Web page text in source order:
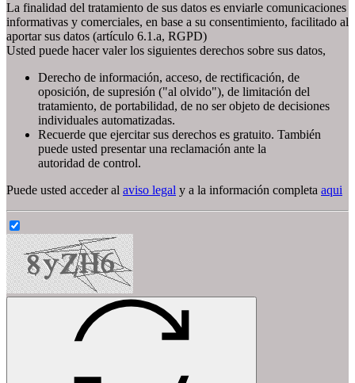
La finalidad del tratamiento de sus datos es enviarle comunicaciones
informativas y comerciales, en base a su consentimiento, facilitado al
aportar sus datos (artículo 6.1.a, RGPD)
Usted puede hacer valer los siguientes derechos sobre sus datos,
Derecho de información, acceso, de rectificación, de
oposición, de supresión ("al olvido"), de limitación del
tratamiento, de portabilidad, de no ser objeto de decisiones
individuales automatizadas.
Recuerde que ejercitar sus derechos es gratuito. También
puede usted presentar una reclamación ante la
autoridad de control.
Puede usted acceder al aviso legal y a la información completa aqui